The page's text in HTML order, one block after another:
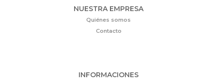
NUESTRA EMPRESA
Quiénes somos
Contacto
INFORMACIONES